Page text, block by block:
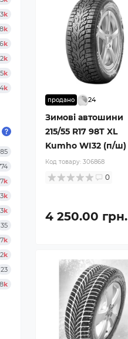
k
k
k
k
k
k
k
3k
3k
35
k
2k
23
k
продано 24
Зимові автошини
215/55 R17 98T XL
Kumho WI32 (п/ш)
Код товару: 306868
0
4 250.00 грн.